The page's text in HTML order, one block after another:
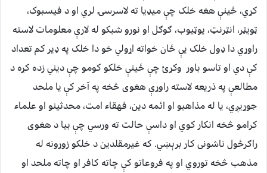
کړي، ځینې هغه خلک چې میډیا ته لاسرسۍ لري او د فیسبوک،
ټویټر، انټرنټ، یوټیوب، ګوګل او نورو شبکو له لارې معلومات لاسته
راوړي دا ډول خلک یې ځان خواته اړولي خو دا خلک په ډیر کم تعداد
کې دي او تاسو باور وکړئ چې ځینې خلکو کومو چې دیني زده کړه د
مطالعې په ذریعه لاسته راوړې هغوی څخه په آخر کې یا ملحد
جوړیږي، یا له مذاهبو او ائمه دین، فهقاء امت، محدثینو او علماء
کرامو څخه انکار کوي او داسې حالت ته ورسي چې بیا د هغوی
راګرځول ناشونی کار برېښي. که غیرمقلدین د خلکو زوړونه له
مذهب څخه توروي او په فروعاتو کې چاته کافر او چاته ملحد او